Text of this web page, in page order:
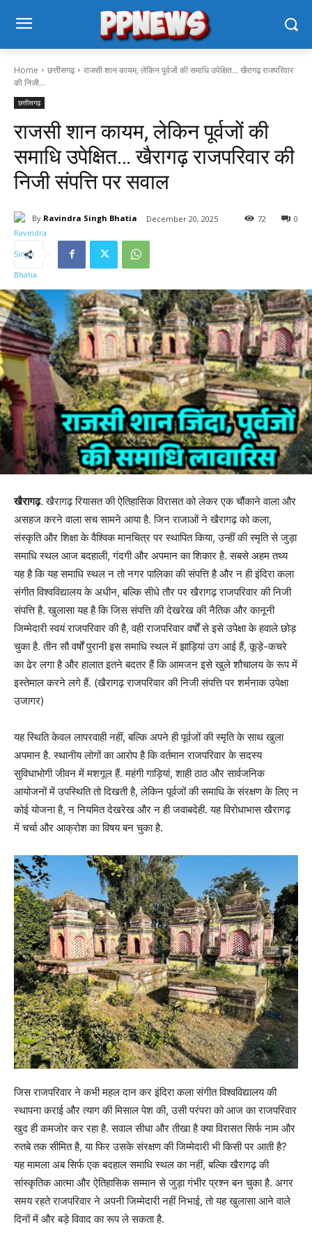
Home छत्तीसगढ़
राजसी शान कायम, लेकिन पूर्वजों की समाधि उपेक्षित… खैरागढ़ राजपरिवार
की निजी...
छत्तीसगढ़
राजसी शान कायम, लेकिन पूर्वजों की
समाधि उपेक्षित… खैरागढ़ राजपरिवार की
निजी संपत्ति पर सवाल
By Ravindra Singh Bhatia December 20, 2025 0
72
खैरागढ़. खैरागढ़ रियासत की ऐतिहासिक विरासत को लेकर एक चौंकाने वाला और
असहज करने वाला सच सामने आया है. जिन राजाओं ने खैरागढ़ को कला,
संस्कृति और शिक्षा के वैश्विक मानचित्र पर स्थापित किया, उन्हीं की स्मृति से जुड़ा
समाधि स्थल आज बदहाली, गंदगी और अपमान का शिकार है. सबसे अहम तथ्य
यह है कि यह समाधि स्थल न तो नगर पालिका की संपत्ति है और न ही इंदिरा कला
संगीत विश्वविद्यालय के अधीन, बल्कि सीधे तौर पर खैरागढ़ राजपरिवार की निजी
संपत्ति है. खुलासा यह है कि जिस संपत्ति की देखरेख की नैतिक और कानूनी
जिम्मेदारी स्वयं राजपरिवार की है, वही राजपरिवार वर्षों से इसे उपेक्षा के हवाले छोड़
चुका है. तीन सौ वर्षों पुरानी इस समाधि स्थल में झाड़ियां उग आई हैं, कूड़े-कचरे
का ढेर लगा है और हालात इतने बदतर हैं कि आमजन इसे खुले शौचालय के रूप में
इस्तेमाल करने लगे हैं. (खैरागढ़ राजपरिवार की निजी संपत्ति पर शर्मनाक उपेक्षा
उजागर)
यह स्थिति केवल लापरवाही नहीं, बल्कि अपने ही पूर्वजों की स्मृति के साथ खुला
अपमान है. स्थानीय लोगों का आरोप है कि वर्तमान राजपरिवार के सदस्य
सुविधाभोगी जीवन में मशगूल हैं. महंगी गाड़ियां, शाही ठाठ और सार्वजनिक
आयोजनों में उपस्थिति तो दिखती है, लेकिन पूर्वजों की समाधि के संरक्षण के लिए न
कोई योजना है, न नियमित देखरेख और न ही जवाबदेही. यह विरोधाभास खैरागढ़
में चर्चा और आक्रोश का विषय बन चुका है.
जिस राजपरिवार ने कभी महल दान कर इंदिरा कला संगीत विश्वविद्यालय की
स्थापना कराई और त्याग की मिसाल पेश की, उसी परंपरा को आज का राजपरिवार
खुद ही कमजोर कर रहा है. सवाल सीधा और तीखा है क्या विरासत सिर्फ नाम और
रुतबे तक सीमित है, या फिर उसके संरक्षण की जिम्मेदारी भी किसी पर आती है?
यह मामला अब सिर्फ एक बदहाल समाधि स्थल का नहीं, बल्कि खैरागढ़ की
सांस्कृतिक आत्मा और ऐतिहासिक सम्मान से जुड़ा गंभीर प्रश्न बन चुका है. अगर
समय रहते राजपरिवार ने अपनी जिम्मेदारी नहीं निभाई, तो यह खुलासा आने वाले
दिनों में और बड़े विवाद का रूप ले सकता है.